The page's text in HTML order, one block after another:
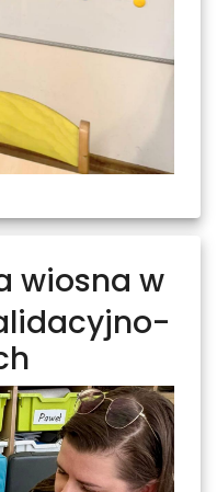
wiosna w